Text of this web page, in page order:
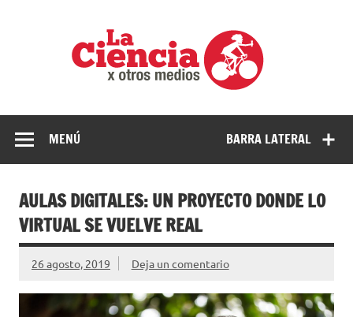
otros
BARRA LATERAL
MENÚ
AULAS DIGITALES: UN PROYECTO DONDE LO
VIRTUAL SE VUELVE REAL
26 agosto, 2019 Deja un comentario